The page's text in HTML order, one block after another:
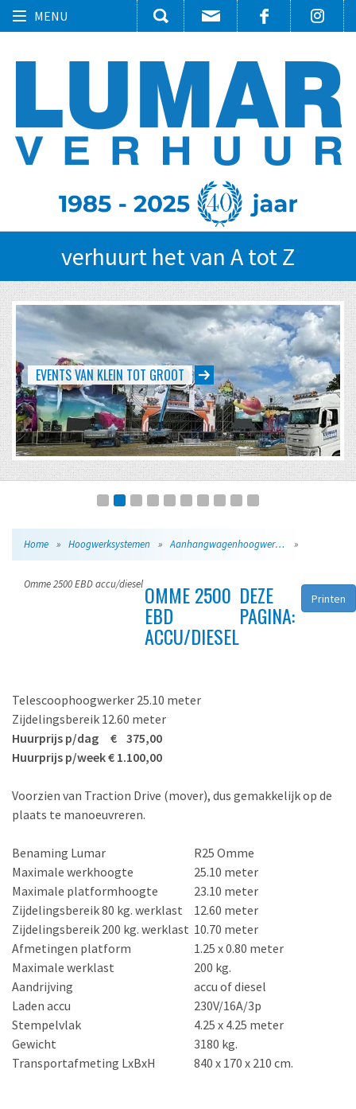
Toggle
MENU
verhuurt het van A tot Z
EVENTS VAN KLEIN TOT GROOT
Home » Hoogwerksystemen » Aanhangwagenhoogwerkers »
Omme 2500 EBD accu/dieselOMME 2500
EBD
ACCU/DIESEL
DEZE
PAGINA:
Printen
Telescoophoogwerker 25.10 meter
Zijdelingsbereik 12.60 meter
Huurprijs p/dag € 375,00
Huurprijs p/week € 1.100,00
Voorzien van Traction Drive (mover), dus gemakkelijk op de
plaats te manoeuvreren.
Benaming Lumar
Maximale werkhoogte
R25 Omme
25.10 meter
Maximale platformhoogte
23.10 meter
Zijdelingsbereik 80 kg. werklast
12.60 meter
Zijdelingsbereik 200 kg. werklast 10.70 meter
Afmetingen platform
1.25 x 0.80 meter
Maximale werklast
200 kg.
Aandrijving
Laden accu
accu of diesel
230V/16A/3p
Stempelvlak
4.25 x 4.25 meter
Gewicht
3180 kg.
Transportafmeting LxBxH
840 x 170 x 210 cm.